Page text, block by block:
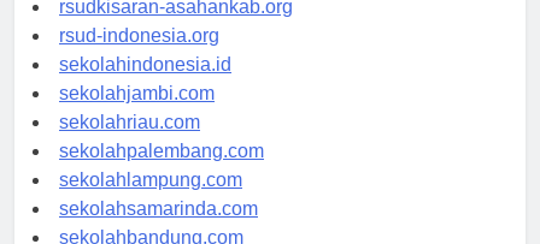
rsudkisaran-asahankab.org
rsud-indonesia.org
sekolahindonesia.id
sekolahjambi.com
sekolahriau.com
sekolahpalembang.com
sekolahlampung.com
sekolahsamarinda.com